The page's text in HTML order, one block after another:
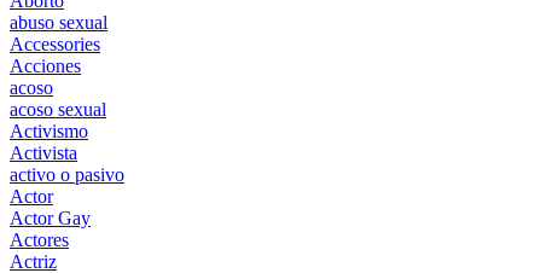
abuso sexual
Accessories
Acciones
acoso
acoso sexual
Activismo
Activista
activo o pasivo
Actor
Actor Gay
Actores
Actriz